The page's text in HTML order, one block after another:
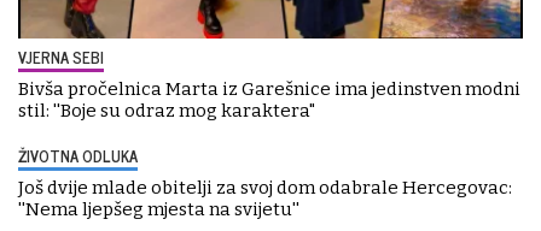
VJERNA SEBI
Bivša pročelnica Marta iz Garešnice ima jedinstven modni
stil: ''Boje su odraz mog karaktera"
ŽIVOTNA ODLUKA
Još dvije mlade obitelji za svoj dom odabrale Hercegovac:
''Nema ljepšeg mjesta na svijetu''